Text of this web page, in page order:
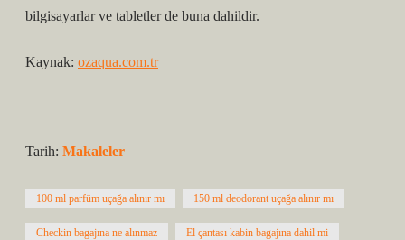
bilgisayarlar ve tabletler de buna dahildir.
Kaynak: ozaqua.com.tr
Tarih: Makaleler
100 ml parfüm uçağa alınır mı 150 ml deodorant uçağa alınır mı
Checkin bagajına ne alınmaz El çantası kabin bagajına dahil mi